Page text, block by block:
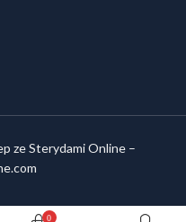
ze Sterydami Online –
0